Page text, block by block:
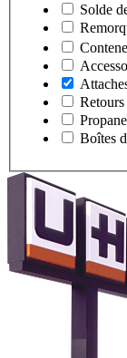
Solde
Propane
Boîtes